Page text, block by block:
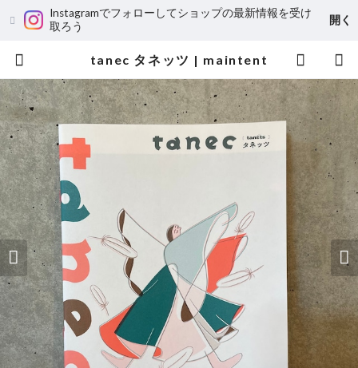
Instagramでフォローしてショップの最新情報を受け
取ろう
開く
tanec タネッツ | maintent